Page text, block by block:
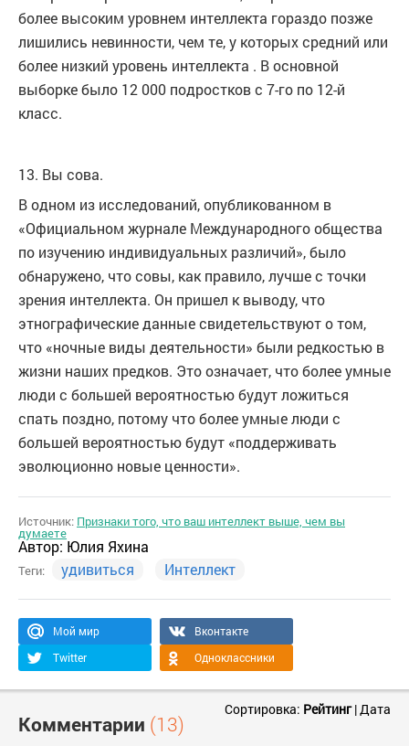
более высоким уровнем интеллекта гораздо позже
лишились невинности, чем те, у которых средний или
более низкий уровень интеллекта . В основной
выборке было 12 000 подростков с 7-го по 12-й
класс.
13. Вы сова.
В одном из исследований, опубликованном в
«Официальном журнале Международного общества
по изучению индивидуальных различий», было
обнаружено, что совы, как правило, лучше с точки
зрения интеллекта. Он пришел к выводу, что
этнографические данные свидетельствуют о том,
что «ночные виды деятельности» были редкостью в
жизни наших предков. Это означает, что более умные
люди с большей вероятностью будут ложиться
спать поздно, потому что более умные люди с
большей вероятностью будут «поддерживать
эволюционно новые ценности».
Источник: Признаки того, что ваш интеллект выше, чем вы
думаете
Автор: Юлия Яхина
Теги: удивиться Интеллект
Мой мир
Вконтакте
Twitter
Одноклассники
Комментарии (13)
Сортировка: Рейтинг|Дата